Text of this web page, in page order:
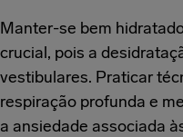
Manter-se bem
crucial, pois a
vestibulares. Praticar
respiração profunda e
a ansiedade associada